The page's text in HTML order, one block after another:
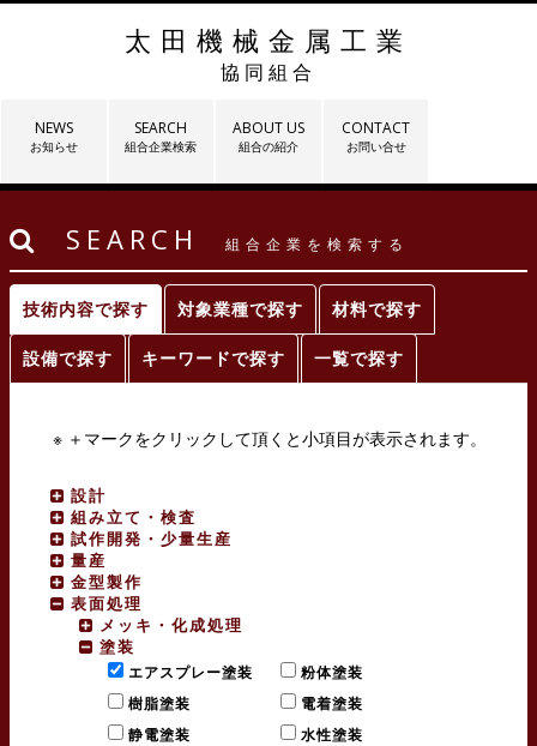
太田機械金属工業
協同組合
NEWS
お知らせ
SEARCH
組合企業検索
ABOUT US
組合の紹介
CONTACT
お問い合せ
SEARCH 組合企業を検索する
技術内容で探す 対象業種で探す 材料で探す
設備で探す キーワードで探す 一覧で探す
※ ＋マークをクリックして頂くと小項目が表示されます。
設計
組み立て・検査
試作開発・少量生産
量産
金型製作
表面処理
メッキ・化成処理
塗装
エアスプレー塗装
粉体塗装
樹脂塗装
電着塗装
静電塗装
水性塗装